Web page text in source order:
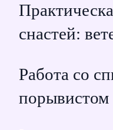
снастей:
Работа со
порывистом